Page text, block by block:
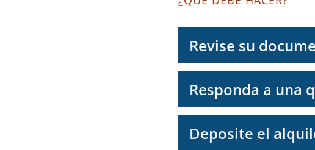
Revise su
Responda a una
Deposite el